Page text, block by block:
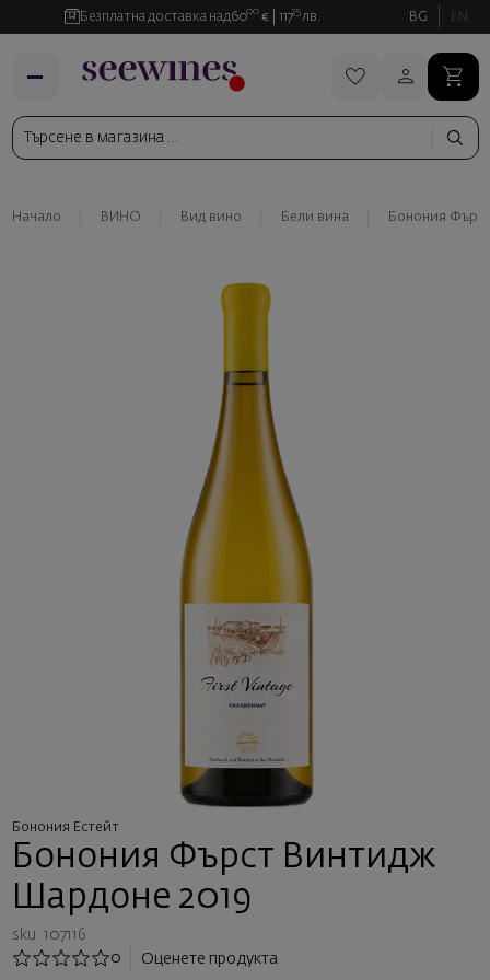
Безплатна доставка над6000 € 11735 лв. BG EN
Начало ВИНО Вид вино Бели вина Бонония
Бонония Естейт
Бонония Фърст Винтидж
Шардоне 2019
sku: 107116
0
Оценете продукта